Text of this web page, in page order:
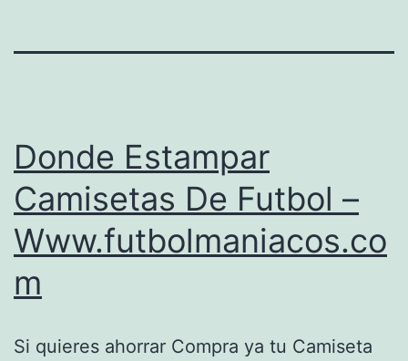
Donde Estampar
Camisetas De Futbol –
Www.futbolmaniacos.co
m
Si quieres ahorrar Compra ya tu Camiseta